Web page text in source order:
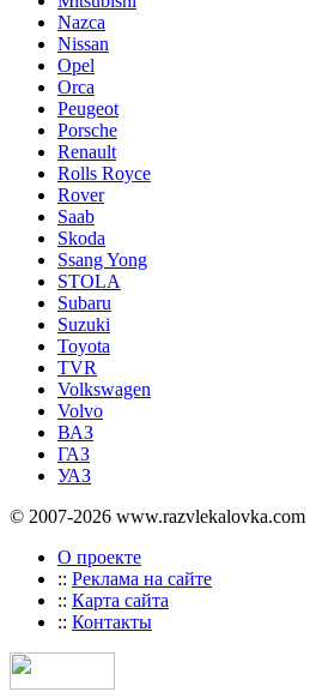
Nazca
Nissan
Opel
Orca
Peugeot
Porsche
Renault
Rolls Royce
Rover
Saab
Skoda
Ssang Yong
STOLA
Subaru
Suzuki
Toyota
TVR
Volkswagen
Volvo
ВАЗ
ГАЗ
УАЗ
© 2007-2026 www.razvlekalovka.com
О проекте
:: Реклама на сайте
:: Карта сайта
:: Контакты